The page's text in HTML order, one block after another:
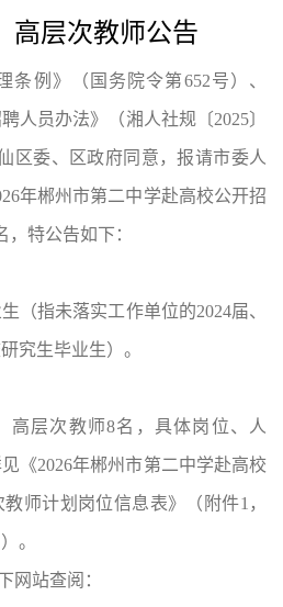
高层次教师公告
条例》（国务院令第652号）、
人员办法》（湘人社规〔2025〕
区委、区政府同意，报请市委人
年郴州市第二中学赴高校公开招
特公告如下：
（指未落实工作单位的2024届、
究生毕业生）。
高层次教师8名，具体岗位、人
《2026年郴州市第二中学赴高校
师计划岗位信息表》（附件1，
。
网站查阅：